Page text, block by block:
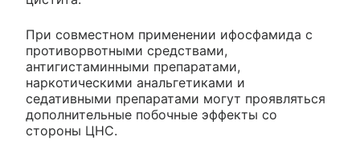
При совместном применении ифосфамида с
противорвотными средствами,
антигистаминными препаратами,
наркотическими анальгетиками и
седативными препаратами могут проявляться
дополнительные побочные эффекты со
стороны ЦНС.